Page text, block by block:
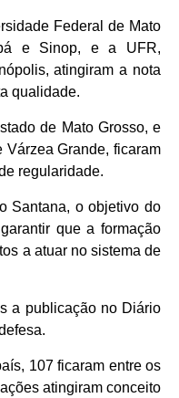
Federal de Mato
e Sinop, e a UFR,
atingiram a nota
qualidade.
de Mato Grosso, e
Grande, ficaram
regularidade.
Santana, o objetivo do
que a formação
a atuar no sistema de
a publicação no Diário
107 ficaram entre os
atingiram conceito